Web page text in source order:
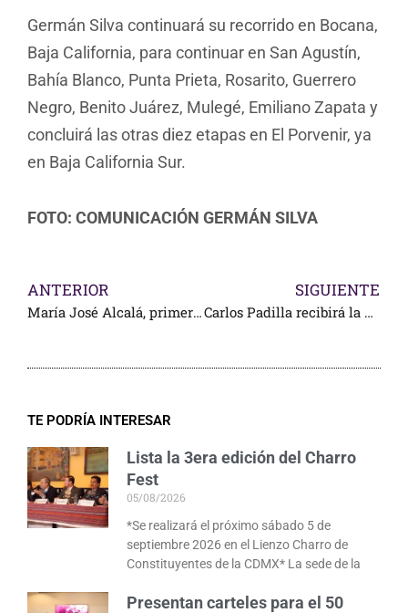
Germán Silva continuará su recorrido en Bocana,
Baja California, para continuar en San Agustín,
Bahía Blanco, Punta Prieta, Rosarito, Guerrero
Negro, Benito Juárez, Mulegé, Emiliano Zapata y
concluirá las otras diez etapas en El Porvenir, ya
en Baja California Sur.
FOTO: COMUNICACIÓN GERMÁN SILVA
ANTERIOR
María José Alcalá, primera mujer al frente del COM
SIGUIENTE
Carlos Padilla recibirá la Orden Olímpica del COI
TE PODRÍA INTERESAR
Lista la 3era edición del Charro
Fest
05/08/2026
*Se realizará el próximo sábado 5 de
septiembre 2026 en el Lienzo Charro de
Constituyentes de la CDMX* La sede de la
Presentan carteles para el 50